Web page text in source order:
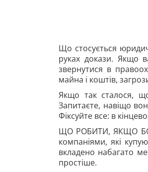
Що стосується
руках докази. Якщо
звернутися в
майна і коштів,
Якщо так сталося,
Запитаєте, навіщо
Фіксуйте все: в
ЩО РОБИТИ, ЯКЩО
компаніями, які
вкладено набагато
простіше.